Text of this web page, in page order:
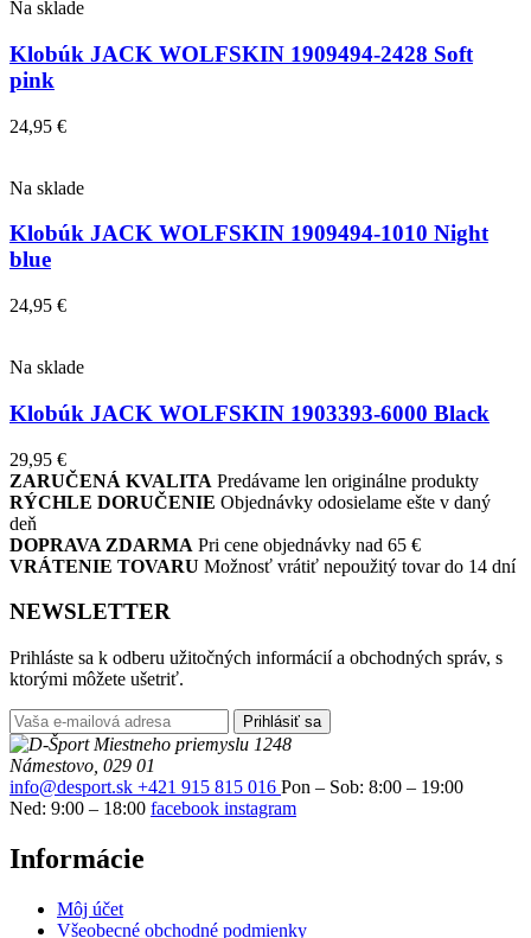
Na sklade
Klobúk JACK WOLFSKIN 1909494-2428 Soft
pink
24,95 €
Na sklade
Klobúk JACK WOLFSKIN 1909494-1010 Night
blue
24,95 €
Na sklade
Klobúk JACK WOLFSKIN 1903393-6000 Black
29,95 €
ZARUČENÁ KVALITA Predávame len originálne produkty
RÝCHLE DORUČENIE Objednávky odosielame ešte v daný
deň
DOPRAVA ZDARMA Pri cene objednávky nad 65 €
VRÁTENIE TOVARU Možnosť vrátiť nepoužitý tovar do 14 dní
NEWSLETTER
Prihláste sa k odberu užitočných informácií a obchodných správ, s
ktorými môžete ušetriť.
Prihlásiť sa
Miestneho priemyslu 1248
Námestovo, 029 01
info@desport.sk +421 915 815 016 Pon – Sob: 8:00 – 19:00
Ned: 9:00 – 18:00 facebook instagram
Informácie
Môj účet
Všeobecné obchodné podmienky